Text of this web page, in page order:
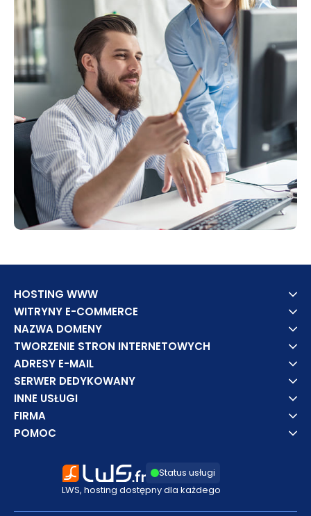
HOSTING WWW
WITRYNY E-COMMERCE
NAZWA DOMENY
TWORZENIE STRON INTERNETOWYCH
ADRESY E-MAIL
SERWER DEDYKOWANY
INNE USŁUGI
FIRMA
POMOC
Status usługi
LWS, hosting dostępny dla każdego